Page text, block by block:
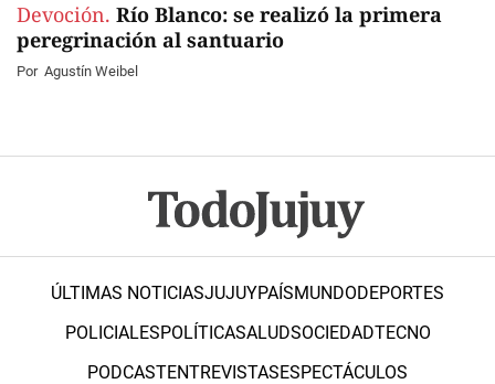
Devoción. Río Blanco: se realizó la primera
peregrinación al santuario
Por Agustín Weibel
ÚLTIMAS NOTICIASJUJUYPAÍSMUNDODEPORTES
POLICIALESPOLÍTICASALUDSOCIEDADTECNO
PODCASTENTREVISTASESPECTÁCULOS